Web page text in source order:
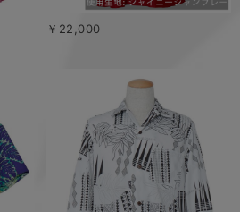
￥22,000